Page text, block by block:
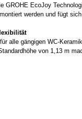
GROHE EcoJoy
werden und fügt
alle gängigen WC-
von 1,13 m